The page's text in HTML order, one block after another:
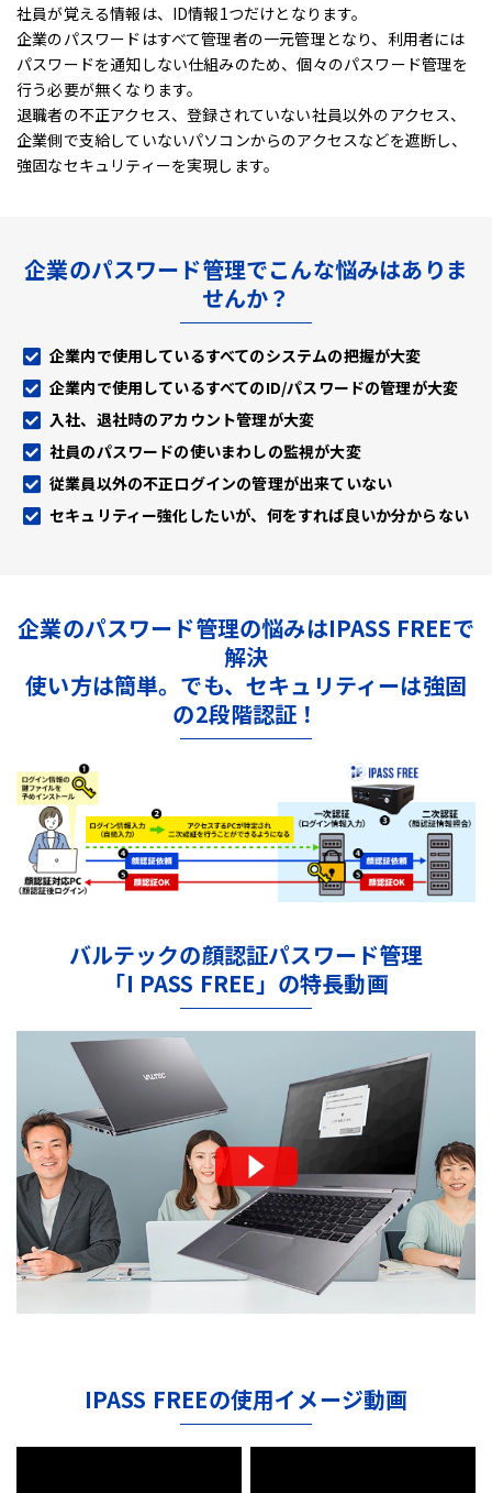
社員が覚える情報は、ID情報1つだけとなります。
企業のパスワードはすべて管理者の一元管理となり、利用者には
パスワードを通知しない仕組みのため、個々のパスワード管理を
行う必要が無くなります。
退職者の不正アクセス、登録されていない社員以外のアクセス、
企業側で支給していないパソコンからのアクセスなどを遮断し、
強固なセキュリティーを実現します。
企業のパスワード管理でこんな悩みはありま
せんか？
企業内で使用しているすべてのシステムの把握が大変
企業内で使用しているすべてのID/パスワードの管理が大変
入社、退社時のアカウント管理が大変
社員のパスワードの使いまわしの監視が大変
従業員以外の不正ログインの管理が出来ていない
セキュリティー強化したいが、何をすれば良いか分からない
企業のパスワード管理の悩みはIPASS FREEで
解決
使い方は簡単。でも、セキュリティーは強固
の2段階認証！
バルテックの顔認証パスワード管理
「I PASS FREE」の特長動画
IPASS FREEの使用イメージ動画